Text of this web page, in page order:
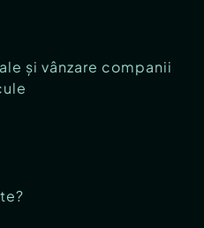
și vânzare companii